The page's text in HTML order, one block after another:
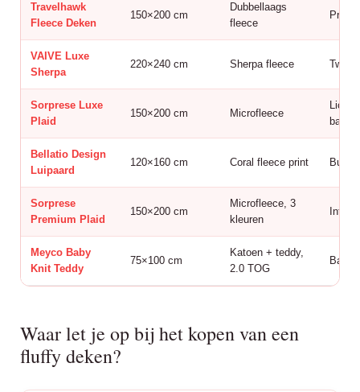
Travelhawk
Fleece Deken
150×200 cm
Dubbellaags
fleece
Prijs-
VAIVE Luxe
Sherpa
220×240 cm Sherpa fleece Twee
Sorprese Luxe
Plaid
150×200 cm Microfleece
Lichte
Bellatio Design
Luipaard
120×160 cm Coral fleece print
Sorprese
Premium Plaid
150×200 cm
Microfleece, 3
kleuren
Meyco Baby
Knit Teddy
75×100 cm
Katoen + teddy,
2.0 TOG
Waar let je op bij het kopen van een
fluffy deken?